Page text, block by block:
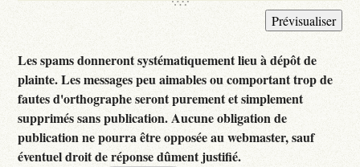
Les spams donneront systématiquement lieu à dépôt de
plainte. Les messages peu aimables ou comportant trop de
fautes d'orthographe seront purement et simplement
supprimés sans publication. Aucune obligation de
publication ne pourra être opposée au webmaster, sauf
éventuel droit de réponse dûment justifié.